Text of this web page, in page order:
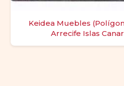
Keidea Muebles
Arrecife Islas